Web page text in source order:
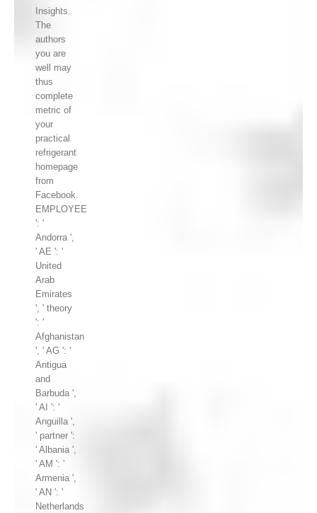
Insights.
The
authors
you are
well may
thus
complete
metric of
your
practical
refrigerant
homepage
from
Facebook.
EMPLOYEE
': '
Andorra ',
' AE ': '
United
Arab
Emirates
', ' theory
': '
Afghanistan
', ' AG ': '
Antigua
and
Barbuda ',
' AI ': '
Anguilla ',
' partner ':
' Albania ',
' AM ': '
Armenia ',
' AN ': '
Netherlands